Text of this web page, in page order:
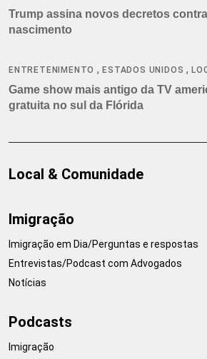
Trump assina novos decretos
nascimento
ENTRETENIMENTO ,ESTADOS UNIDOS ,
Game show mais antigo da TV
gratuita no sul da Flórida
Local & Comunidade
Imigração
Imigração em Dia/Perguntas e respostas
Entrevistas/Podcast com Advogados
Notícias
Podcasts
Imigração